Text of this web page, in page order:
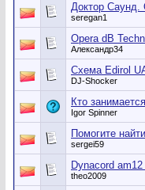
Доктор Саунд.
seregan1
Opera dB
Александр34
Схема Edirol
DJ-Shocker
Кто
Igor Spinner
Помогите
sergei59
Dynacord
theo2009